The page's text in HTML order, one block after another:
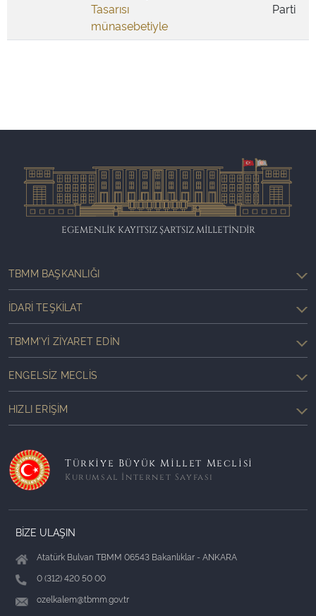
Tasarısı
münasebetiyle
Parti
EGEMENLİK KAYITSIZ ŞARTSIZ MİLLETİNDİR
TBMM BAŞKANLIĞI
İDARI TEŞKILAT
TBMM'YI ZIYARET EDIN
ENGELSIZ MECLIS
HIZLI ERIŞIM
Türkiye Büyük Millet Meclisi
Kurumsal İnternet Sayfası
BİZE ULAŞIN
Atatürk Bulvarı TBMM 06543 Bakanlıklar - ANKARA
0 (312) 420 50 00
ozelkalem@tbmm.gov.tr